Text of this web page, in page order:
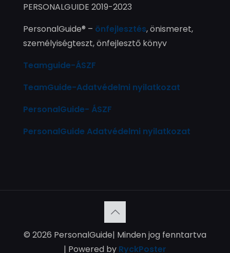
PERSONALGUIDE 2019-2023
PersonalGuide® – önfejlesztés, önismeret,
személyiségteszt, önfejlesztő könyv
Teamguide-ÁSZF
TeamGuide-Adatvédelmi nyilatkozat
PersonalGuide- ÁSZF
PersonalGuide Adatvédelmi nyilatkozat
© 2026 PersonalGuide| Minden jog fenntartva
| Powered by RyckPoster